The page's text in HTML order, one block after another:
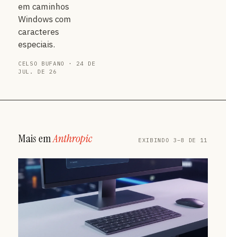
em caminhos
Windows com
caracteres
especiais.
CELSO BUFANO · 24 DE
JUL. DE 26
Mais emAnthropic EXIBINDO 3–8 DE 11